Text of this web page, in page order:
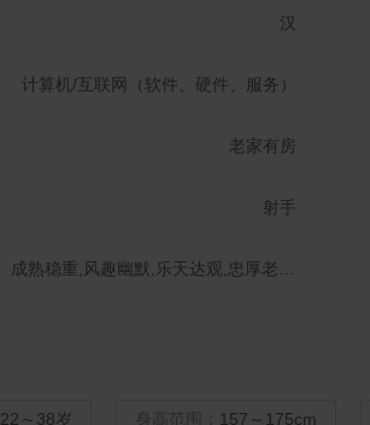
汉
计算机/互联网（软件、硬件、服务）
老家有房
射手
22～38岁 身高范围： 157～175cm